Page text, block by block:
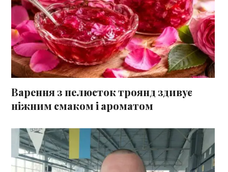
Варення з пелюсток троянд здивує
ніжним смаком і ароматом